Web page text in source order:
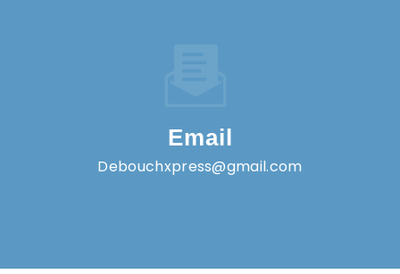
Email
debouchxpress@gmail.com